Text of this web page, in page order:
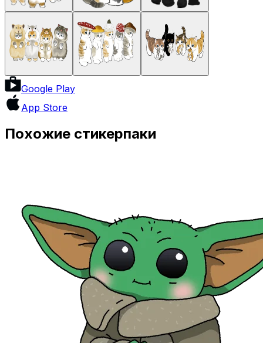
Google Play
App Store
Похожие стикерпаки